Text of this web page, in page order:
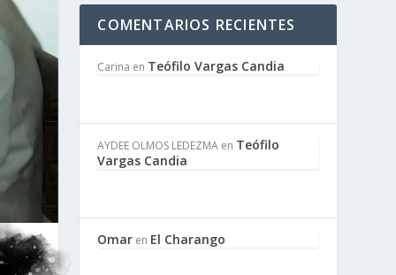
COMENTARIOS RECIENTES
Carina en Teófilo Vargas Candia
AYDEE OLMOS LEDEZMA en Teófilo
Vargas Candia
Omar en El Charango